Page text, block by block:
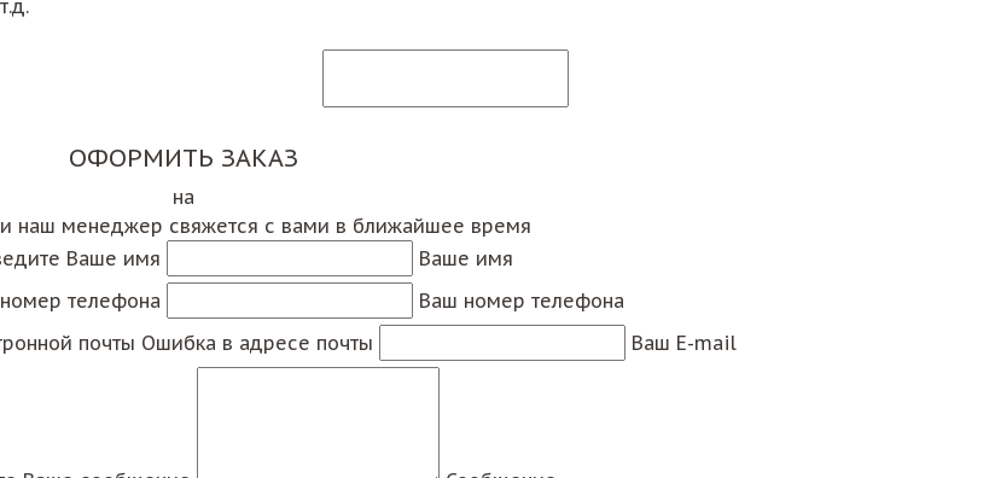
ОФОРМИТЬ ЗАКАЗ
на
и наш менеджер свяжется с вами в ближайшее время
Ваше имя
Ваше имя
телефона
Ваш номер телефона
почты Ошибка в адресе почты Ваш E-mail